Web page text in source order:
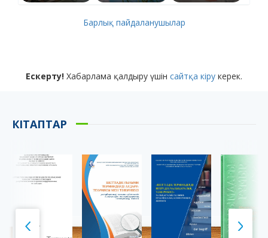
Барлық пайдаланушылар
Ескерту! Хабарлама қалдыру үшін сайтқа кіру керек.
КІТАПТАР